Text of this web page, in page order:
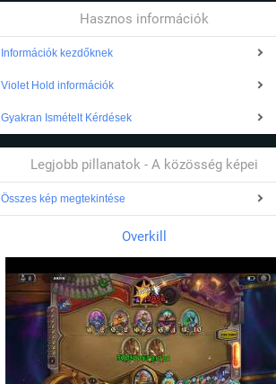
Hasznos információk
Információk kezdőknek
Violet Hold információk
Gyakran Ismételt Kérdések
Legjobb pillanatok - A közösség képei
Összes kép megtekintése
Overkill